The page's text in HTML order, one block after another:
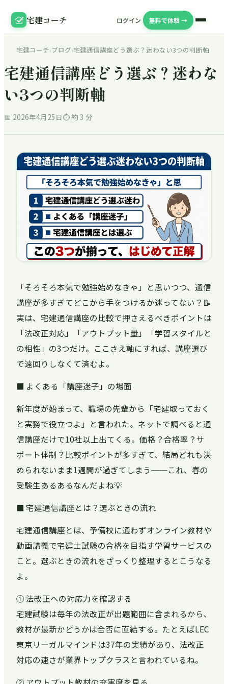
宅建コーチ ログイン 無料で体験 →
宅建コーチ›ブログ›宅建通信講座どう選ぶ？迷わない3つの判断軸
宅建通信講座どう選ぶ？迷わな
い3つの判断軸
📅 2026年4月25日⏱ 約3 分
「そろそろ本気で勉強始めなきゃ」と思いつつ、通信
講座が多すぎてどこから手をつけるか迷ってない？📝
実は、宅建通信講座の比較で押さえるべきポイントは
「法改正対応」「アウトプット量」「学習スタイルと
の相性」の3つだけ。ここさえ軸にすれば、講座選び
で遠回りしなくて済むよ。
■ よくある「講座迷子」の場面
新年度が始まって、職場の先輩から「宅建取っておく
と実務で役立つよ」と言われた。ネットで調べると通
信講座だけで10社以上出てくる。価格？合格率？サ
ポート体制？比較ポイントが多すぎて、結局どれも決
められないまま1週間が過ぎてしまう──これ、春の
受験生あるあるなんだよね💡
■ 宅建通信講座とは？選ぶときの流れ
宅建通信講座とは、予備校に通わずオンライン教材や
動画講義で宅建士試験の合格を目指す学習サービスの
こと。選ぶときの流れをざっくり整理するとこうなる
よ。
① 法改正への対応力を確認する
宅建試験は毎年の法改正が出題範囲に含まれるから、
教材が最新かどうかは合否に直結する。たとえばLEC
東京リーガルマインドは37年の実績があり、法改正
対応の速さが業界トップクラスと言われているね。